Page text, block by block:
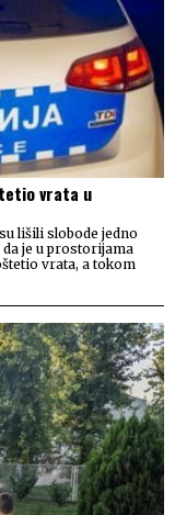
vrata u
lišili slobode jedno
je u prostorijama
vrata, a tokom